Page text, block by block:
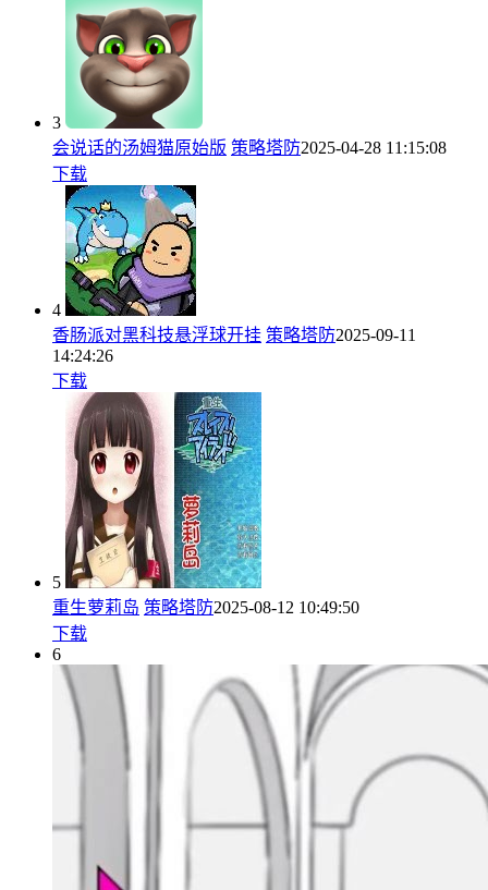
3
会说话的汤姆猫原始版 策略塔防2025-04-28 11:15:08
下载
4
香肠派对黑科技悬浮球开挂 策略塔防2025-09-11
14:24:26
下载
5
重生萝莉岛 策略塔防2025-08-12 10:49:50
下载
6